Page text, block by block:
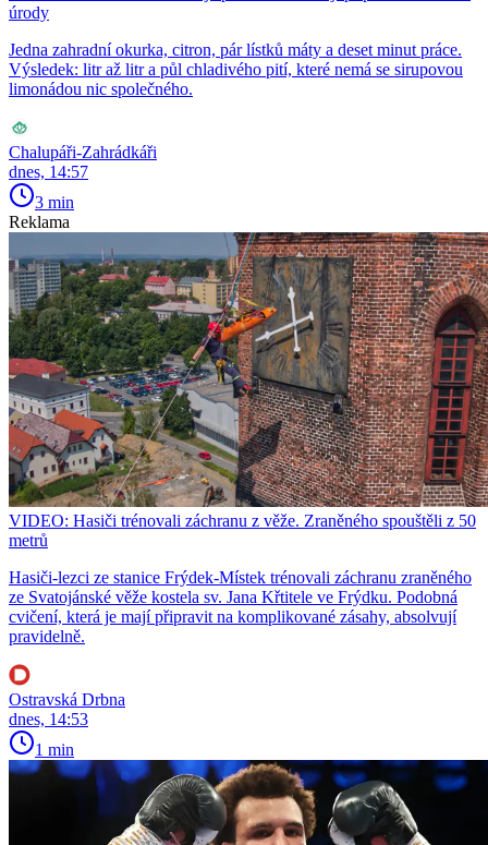
úrody
Jedna zahradní okurka, citron, pár lístků máty a deset minut práce.
Výsledek: litr až litr a půl chladivého pití, které nemá se sirupovou
limonádou nic společného.
Chalupáři-Zahrádkáři
dnes, 14:57
3 min
Reklama
VIDEO: Hasiči trénovali záchranu z věže. Zraněného spouštěli z 50
metrů
Hasiči-lezci ze stanice Frýdek-Místek trénovali záchranu zraněného
ze Svatojánské věže kostela sv. Jana Křtitele ve Frýdku. Podobná
cvičení, která je mají připravit na komplikované zásahy, absolvují
pravidelně.
Ostravská Drbna
dnes, 14:53
1 min